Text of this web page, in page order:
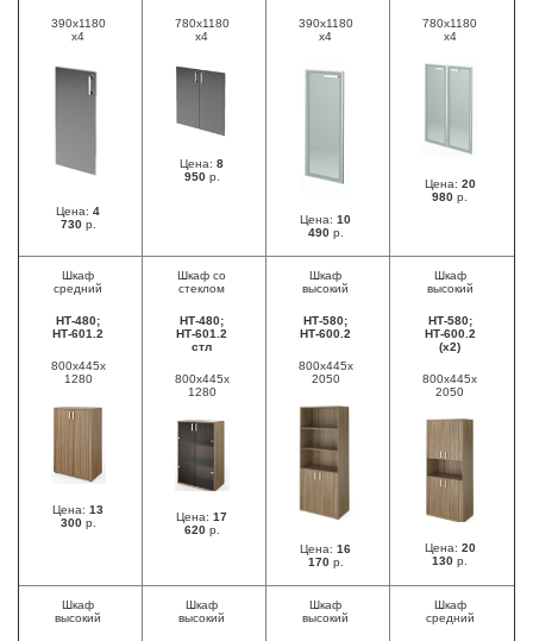
390х1180
х4
Цена: 4
730р.
780х1180
х4
Цена: 8
950р.
390х1180
х4
Цена: 10
490р.
780х1180
х4
Цена: 20
980 р.
Шкаф
средний
НТ-480;
НТ-601.2
800х445х
1280
Цена: 13
300 р.
Шкаф со
стеклом
НТ-480;
НТ-601.2
стл
800х445х
1280
Цена: 17
620 р.
Шкаф
высокий
НТ-580;
НТ-600.2
800х445х
2050
Цена: 16
170р.
Шкаф
высокий
НТ-580;
НТ-600.2
(х2)
800х445х
2050
Цена: 20
130 р.
Шкаф
высокий
Шкаф
высокий
Шкаф
высокий
Шкаф
средний